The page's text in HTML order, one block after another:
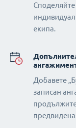
екипа.
Добавете
записан